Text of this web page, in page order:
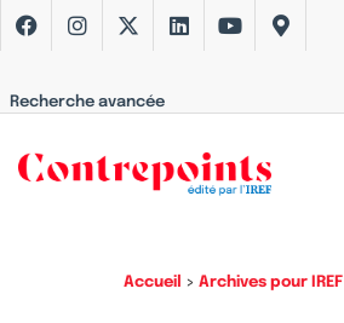
Recherche avancée
Accueil > Archives pour IREF